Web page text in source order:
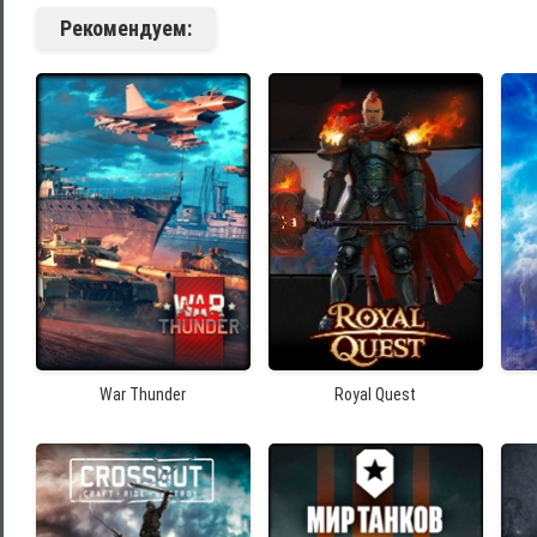
Рекомендуем:
War Thunder Royal Quest